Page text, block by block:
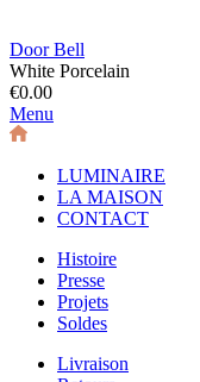
Door Bell
White Porcelain
€0.00
Menu
LUMINAIRE
LA MAISON
CONTACT
Histoire
Presse
Projets
Soldes
Livraison